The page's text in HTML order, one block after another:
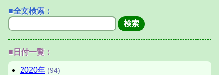
■全文検索：
■日付一覧：
2020年 (94)